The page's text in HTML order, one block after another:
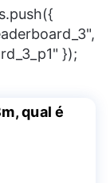
});
qual é